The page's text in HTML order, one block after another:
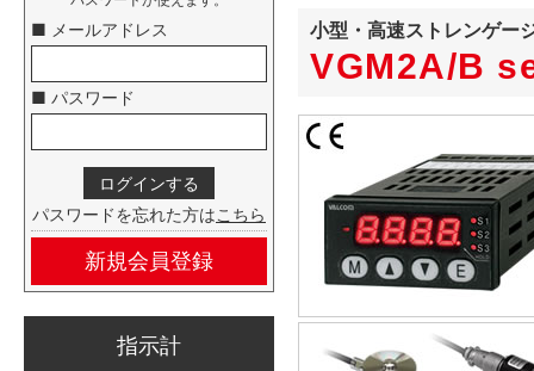
小型・高速ストレンゲー
VGM2A/B
■ メールアドレス
■ パスワード
パスワードを忘れた方はこちら
新規会員登録
指示計